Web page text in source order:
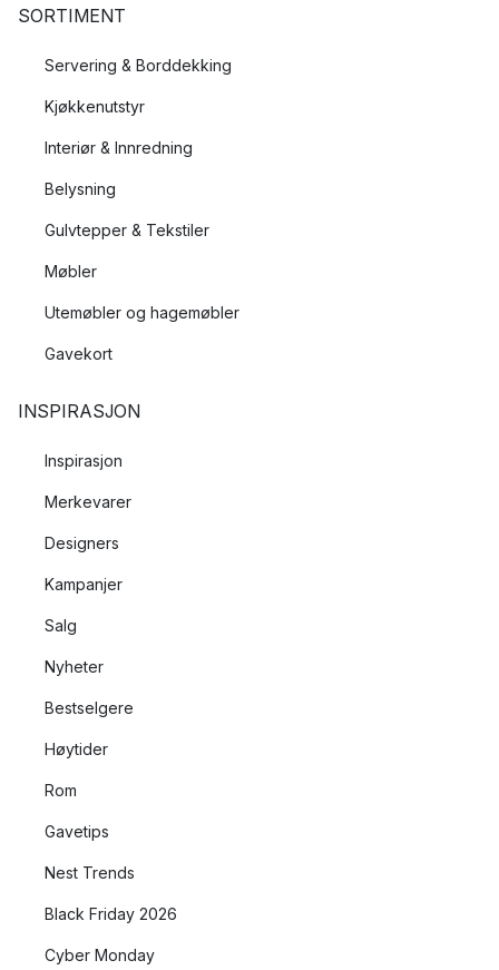
SORTIMENT
Servering & Borddekking
Kjøkkenutstyr
Interiør & Innredning
Belysning
Gulvtepper & Tekstiler
Møbler
Utemøbler og hagemøbler
Gavekort
INSPIRASJON
Inspirasjon
Merkevarer
Designers
Kampanjer
Salg
Nyheter
Bestselgere
Høytider
Rom
Gavetips
Nest Trends
Black Friday 2026
Cyber Monday